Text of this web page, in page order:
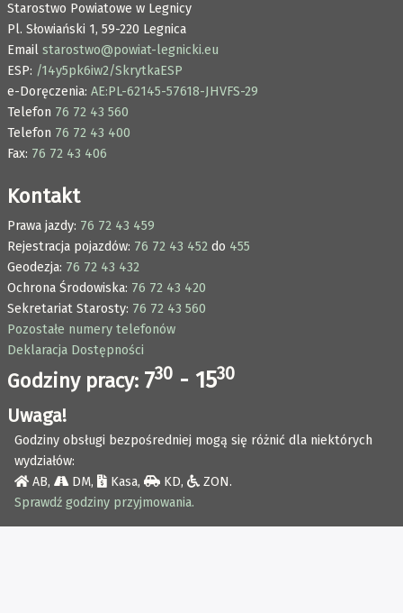
Starostwo Powiatowe w Legnicy
Pl. Słowiański 1, 59-220 Legnica
Email starostwo@powiat-legnicki.eu
ESP: /14y5pk6iw2/SkrytkaESP
e-Doręczenia: AE:PL-62145-57618-JHVFS-29
Telefon 76 72 43 560
Telefon 76 72 43 400
Fax: 76 72 43 406
Kontakt
Prawa jazdy: 76 72 43 459
Rejestracja pojazdów: 76 72 43 452do 455
Geodezja: 76 72 43 432
Ochrona Środowiska: 76 72 43 420
Sekretariat Starosty: 76 72 43 560
Pozostałe numery telefonów
Deklaracja Dostępności
Godziny pracy: 730- 1530
Uwaga!
Godziny obsługi bezpośredniej mogą się różnić dla niektórych
wydziałów:
AB, DM, Kasa, KD, ZON.
Sprawdź godziny przyjmowania.